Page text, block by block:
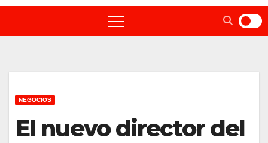
NEGOCIOS
El nuevo director del